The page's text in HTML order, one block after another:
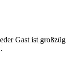
Gast ist